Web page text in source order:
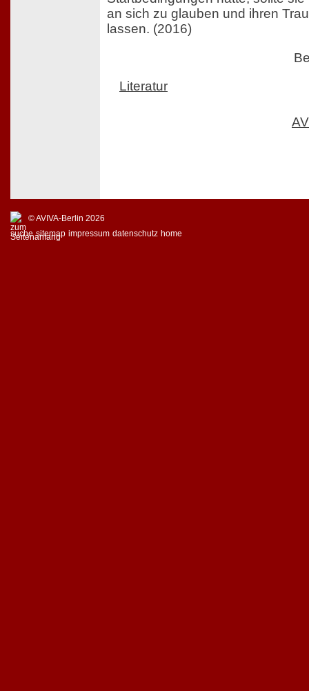
an sich zu glauben und ihren
lassen. (2016)
Literatur
© AVIVA-Berlin 2026
suche sitemap impressum datenschutz home